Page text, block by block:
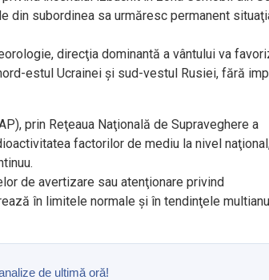
din subordinea sa urmăresc permanent
direcţia dominantă a vântului va
estul Ucrainei şi sud-vestul Rusiei, fără
prin Reţeaua Naţională de Supraveghere a
factorilor de mediu la nivel
de avertizare sau atenţionare privind
în limitele normale şi în tendinţele
de ultimă oră!